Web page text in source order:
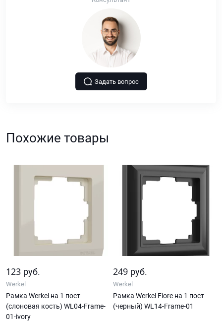
Задать вопрос
Похожие товары
123 руб.
Werkel
Рамка Werkel на 1 пост
(слоновая кость) WL04-Frame-
01-ivory
249 руб.
Werkel
Рамка Werkel Fiore на 1 пост
(черный) WL14-Frame-01